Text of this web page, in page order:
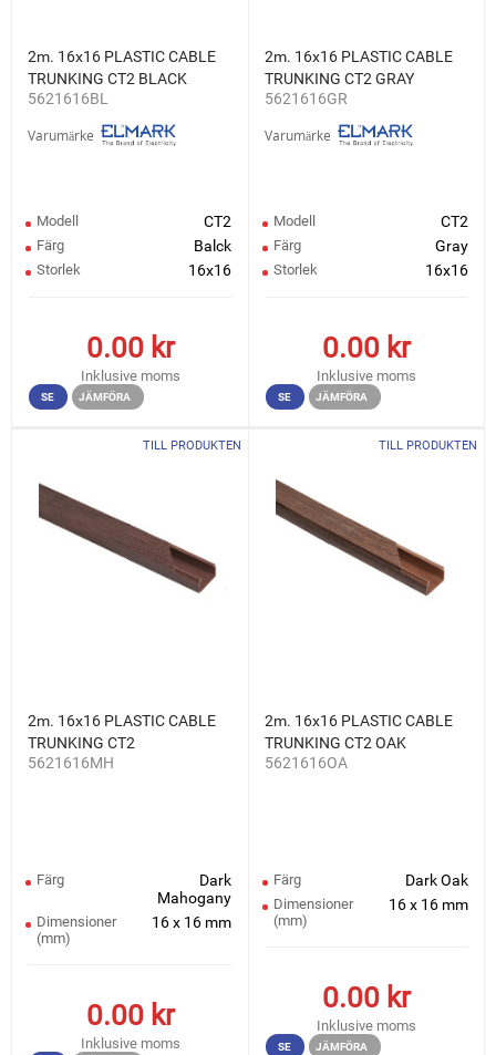
2m. 16x16 PLASTIC CABLE
TRUNKING CT2 BLACK
5621616BL
Varumärke
Modell CT2
Färg Balck
Storlek 16x16
0.00kr
Inklusive moms
SE JÄMFÖRA
2m. 16x16 PLASTIC CABLE
TRUNKING CT2 GRAY
5621616GR
Varumärke
Modell CT2
Färg Gray
Storlek 16x16
0.00 kr
Inklusive moms
SE JÄMFÖRA
TILL PRODUKTEN
2m. 16x16 PLASTIC CABLE
TRUNKING CT2
MAHOGANY
5621616MH
Färg
Dark
Mahogany
Dimensioner
(mm)
16 x 16 mm
0.00kr
Inklusive moms
TILL PRODUKTEN
2m. 16x16 PLASTIC CABLE
TRUNKING CT2 OAK
5621616OA
Färg Dark Oak
Dimensioner
(mm)
16 x 16 mm
0.00 kr
Inklusive moms
SE JÄMFÖRA